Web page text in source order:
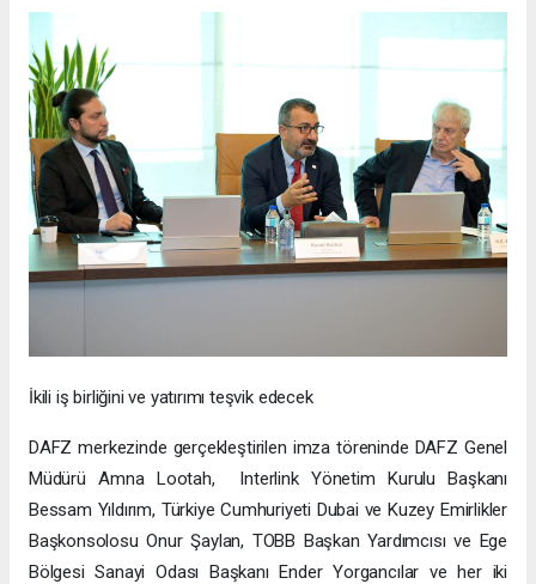
İkili iş birliğini ve yatırımı teşvik edecek
DAFZ merkezinde gerçekleştirilen imza töreninde DAFZ Genel
Müdürü Amna Lootah, Interlink Yönetim Kurulu Başkanı
Bessam Yıldırım, Türkiye Cumhuriyeti Dubai ve Kuzey Emirlikler
Başkonsolosu Onur Şaylan, TOBB Başkan Yardımcısı ve Ege
Bölgesi Sanayi Odası Başkanı Ender Yorgancılar ve her iki